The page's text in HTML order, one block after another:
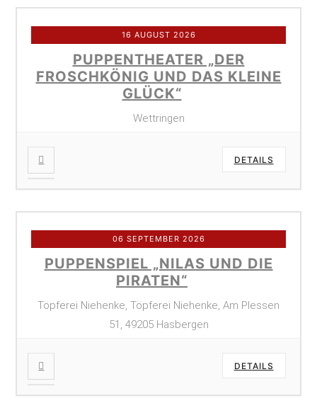
16 AUGUST 2026
PUPPENTHEATER „DER
FROSCHKÖNIG UND DAS KLEINE
GLÜCK“
Wettringen
DETAILS
06 SEPTEMBER 2026
PUPPENSPIEL „NILAS UND DIE
PIRATEN“
Töpferei Niehenke, Töpferei Niehenke, Am Plessen
51, 49205 Hasbergen
DETAILS